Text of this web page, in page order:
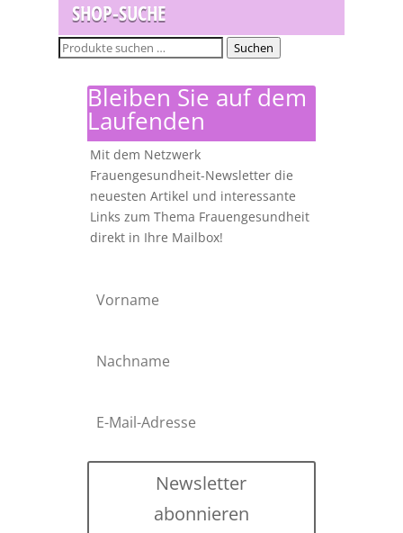
SHOP-SUCHE
Suchen
Suchen
Bleiben Sie auf dem
Laufenden
Mit dem Netzwerk
Frauengesundheit-Newsletter die
neuesten Artikel und interessante
Links zum Thema Frauengesundheit
direkt in Ihre Mailbox!
Newsletter
abonnieren